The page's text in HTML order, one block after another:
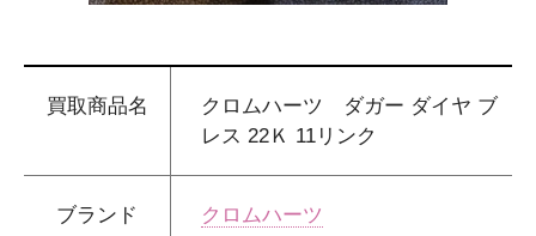
買取商品名
クロムハーツ ダガー ダイヤ ブ
レス 22Ｋ 11リンク
ブランド クロムハーツ